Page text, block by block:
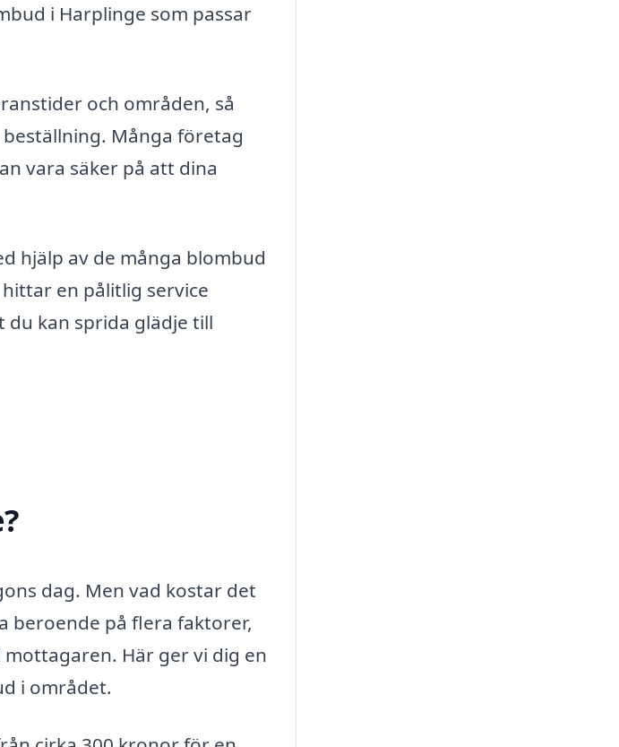
i Harplinge som passar
och områden, så
Många företag
vara säker på att dina
hjälp av de många blombud
en pålitlig service
kan sprida glädje till
dag. Men vad kostar det
beroende på flera faktorer,
Här ger vi dig en
i området.